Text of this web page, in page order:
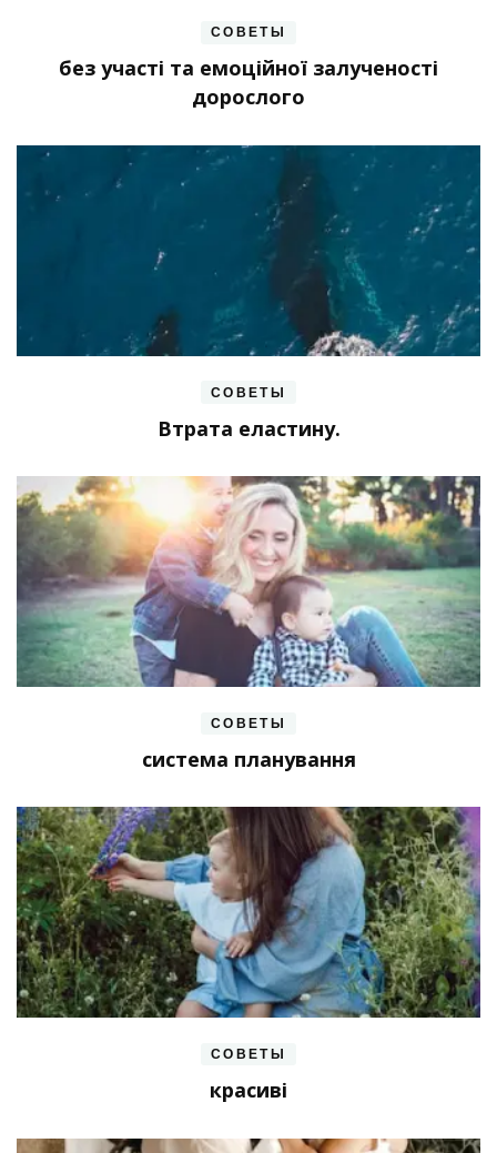
СОВЕТЫ
без участі та емоційної залученості
дорослого
СОВЕТЫ
Втрата еластину.
СОВЕТЫ
система планування
СОВЕТЫ
красиві